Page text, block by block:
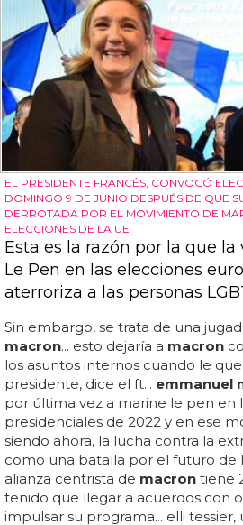
EL PRESIDENTE FRANCÉS, CONVOCÓ
DOMINGO 9 DE JUNIO DESPUÉS DE QUE
DERROTADA POR EL MOVIMIENTO DE
ELECCIONES DE LA UE
Esta es la razón por la que
Le Pen en las elecciones
aterroriza a las personas
Sin embargo, se trata de una
macron... esto dejaría a macron
los asuntos internos cuando le
presidente, dice el ft... emmanuel
por última vez a marine le pen en
presidenciales de 2022 y en ese
siendo ahora, la lucha contra la
como una batalla por el futuro de
alianza centrista de macron tiene
tenido que llegar a acuerdos con
impulsar su programa... elli tessier,